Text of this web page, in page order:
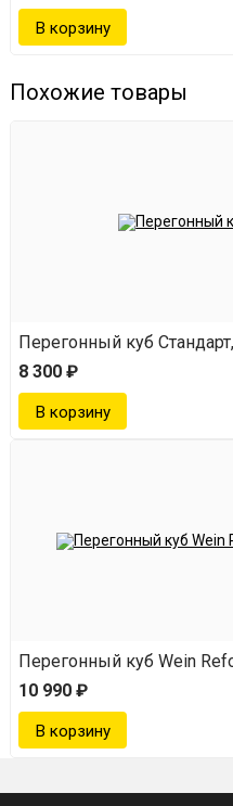
Похожие товары
Перегонный куб
8 300 ₽
Перегонный куб Wein
10 990 ₽